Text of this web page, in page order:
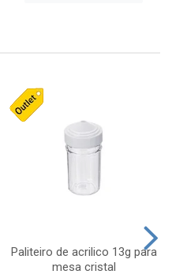
Paliteiro de acrilico 13g para
mesa cristal